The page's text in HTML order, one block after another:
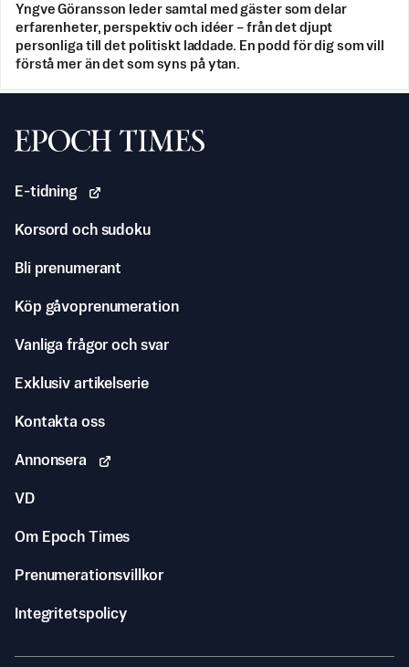
Yngve Göransson leder samtal med gäster som delar
erfarenheter, perspektiv och idéer – från det djupt
personliga till det politiskt laddade. En podd för dig som vill
förstå mer än det som syns på ytan.
Svenska Epoch Times
E-tidning
Korsord och sudoku
Bli prenumerant
Köp gåvoprenumeration
Vanliga frågor och svar
Exklusiv artikelserie
Kontakta oss
Annonsera
VD
Om Epoch Times
Prenumerationsvillkor
Integritetspolicy